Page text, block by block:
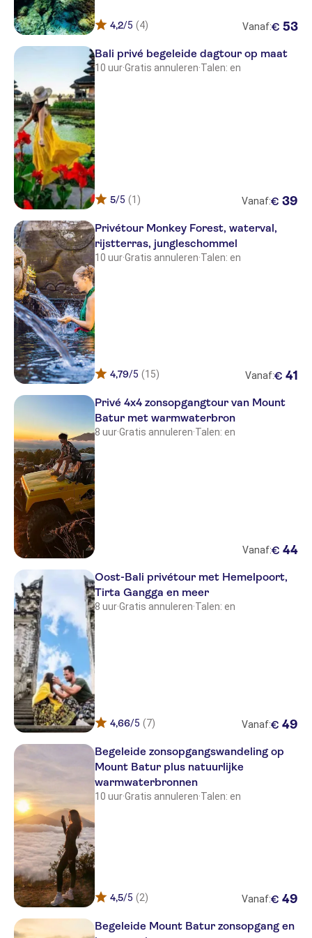
Ubud
NO-PICKUP
4,2/5 (4) Vanaf:€ 53
Bali privé begeleide dagtour op maat
10 uur·Gratis annuleren·Talen: en
5/5 (1) Vanaf:€ 39
Privétour Monkey Forest, waterval,
rijstterras, jungleschommel
10 uur·Gratis annuleren·Talen: en
4,79/5 (15) Vanaf:€ 41
Privé 4x4 zonsopgangtour van Mount
Batur met warmwaterbron
8 uur·Gratis annuleren·Talen: en
Vanaf:€ 44
Oost-Bali privétour met Hemelpoort,
Tirta Gangga en meer
8 uur·Gratis annuleren·Talen: en
4,66/5 (7) Vanaf:€ 49
Begeleide zonsopgangswandeling op
Mount Batur plus natuurlijke
warmwaterbronnen
10 uur·Gratis annuleren·Talen: en
4,5/5 (2) Vanaf:€ 49
Begeleide Mount Batur zonsopgang en